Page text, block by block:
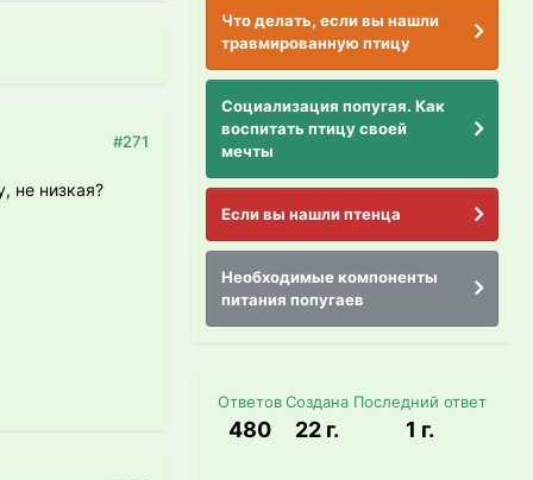
#271
не низкая?
Что делать, если вы нашли
травмированную птицу
Социализация попугая. Как
воспитать птицу своей
мечты
Если вы нашли птенца
Необходимые компоненты
питания попугаев
Ответов
480
Создана
22 г.
Последний ответ
1 г.